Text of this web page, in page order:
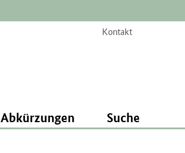
Kontakt
Abkürzungen Suche